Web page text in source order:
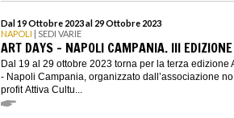
Dal 19 Ottobre 2023 al 29 Ottobre 2023
NAPOLI | SEDI VARIE
ART DAYS - NAPOLI CAMPANIA. III EDIZIONE
Dal 19 al 29 ottobre 2023 torna per la terza edizione
- Napoli Campania, organizzato dall’associazione no
profit Attiva Cultu...